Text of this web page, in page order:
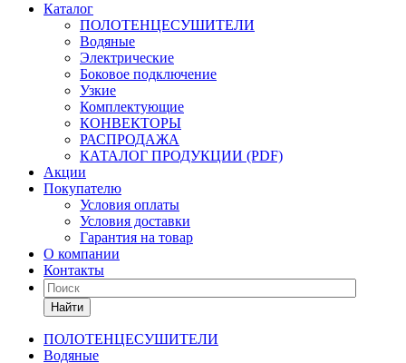
Каталог
ПОЛОТЕНЦЕСУШИТЕЛИ
Водяные
Электрические
Боковое подключение
Узкие
Комплектующие
КОНВЕКТОРЫ
РАСПРОДАЖА
КАТАЛОГ ПРОДУКЦИИ (PDF)
Акции
Покупателю
Условия оплаты
Условия доставки
Гарантия на товар
О компании
Контакты
Найти
ПОЛОТЕНЦЕСУШИТЕЛИ
Водяные